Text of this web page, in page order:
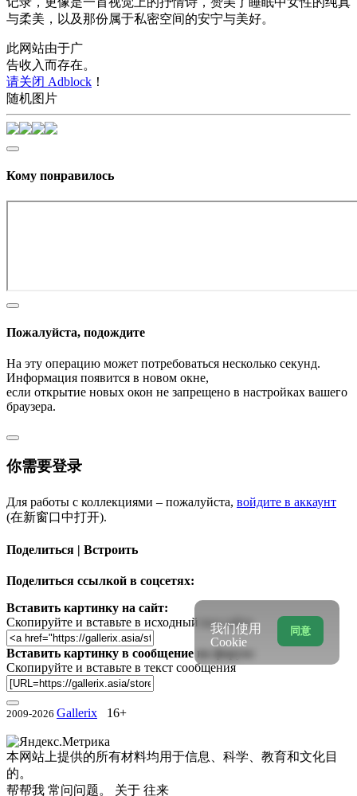
与柔美，以及那份属于私密空间的安宁与美好。
此网站由于广
告收入而存在。
请关闭 Adblock ！
随机图片
Кому понравилось
Пожалуйста, подождите
На эту операцию может потребоваться несколько секунд.
Информация появится в новом окне,
если открытие новых окон не запрещено в настройках вашего
браузера.
你需要登录
Для работы с коллекциями – пожалуйста, войдите в аккаунт
(在新窗口中打开).
Поделиться | Встроить
Поделиться ссылкой в соцсетях:
Вставить картинку на сайт:
Скопируйте и вставьте в исходный код сайта
Вставить картинку в сообщение на форум:
Скопируйте и вставьте в текст сообщения
2009-2026 Gallerix 16+
本网站上提供的所有材料均用于信息、科学、教育和文化目
的。
帮帮我 常问问题。 关于 往来
同意
我们使用
Cookie